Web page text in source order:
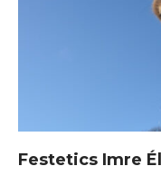
Festetics Imre